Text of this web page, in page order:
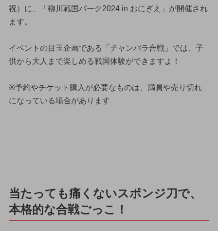
祝）に、「柳川戦国パーク2024 in おにぎえ」が開催され
ます。
イベントの目玉企画である「チャンバラ合戦」では、子
供から大人まで楽しめる戦国体験ができますよ！
※予約やチケット購入が必要なものは、満員や売り切れ
になっている場合があります
当たっても痛くないスポンジ刀で、
本格的な合戦ごっこ！